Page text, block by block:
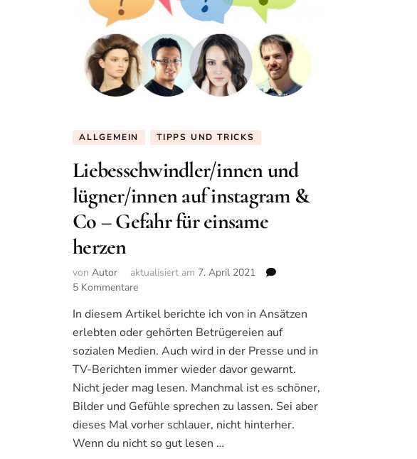
ALLGEMEIN TIPPS UND TRICKS
Liebesschwindler/innen und
lügner/innen auf instagram &
Co – Gefahr für einsame
herzen
von Autor aktualisiert am 7. April 2021
5 Kommentarezu
und
lügner/innen
auf
instagram
&
Co
–
Gefahr
für
einsame
In diesem Artikel berichte ich von in Ansätzen
erlebten oder gehörten Betrügereien auf
sozialen Medien. Auch wird in der Presse und in
TV-Berichten immer wieder davor gewarnt.
Nicht jeder mag lesen. Manchmal ist es schöner,
Bilder und Gefühle sprechen zu lassen. Sei aber
dieses Mal vorher schlauer, nicht hinterher.
Wenn du nicht so gut lesen …